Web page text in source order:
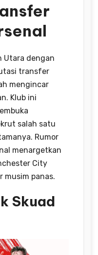
Utara dengan
transfer
mengincar
Klub ini
salah satu
Rumor
menargetkan
City
musim panas.
Skuad